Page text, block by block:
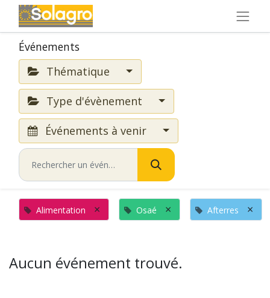
Événements
Thématique
Type d'évènement
Événements à venir
Alimentation × Osaé × Afterres ×
Aucun événement trouvé.